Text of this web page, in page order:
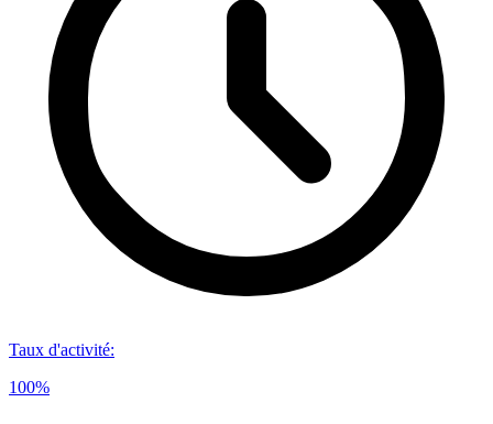
Taux d'activité:
100%